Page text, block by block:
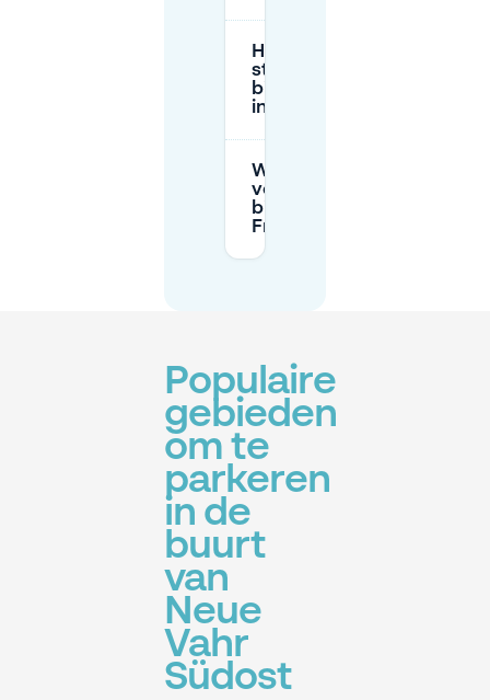
Hoeveel kosten de
straatparkeertarieven
bij Neue Vahr Südost
in Bremen?
Wat zijn de
bij Parkhaus Berliner
Freiheit?
Populaire
gebieden
om te
parkeren
in de
buurt
van
Neue
Vahr
Südost